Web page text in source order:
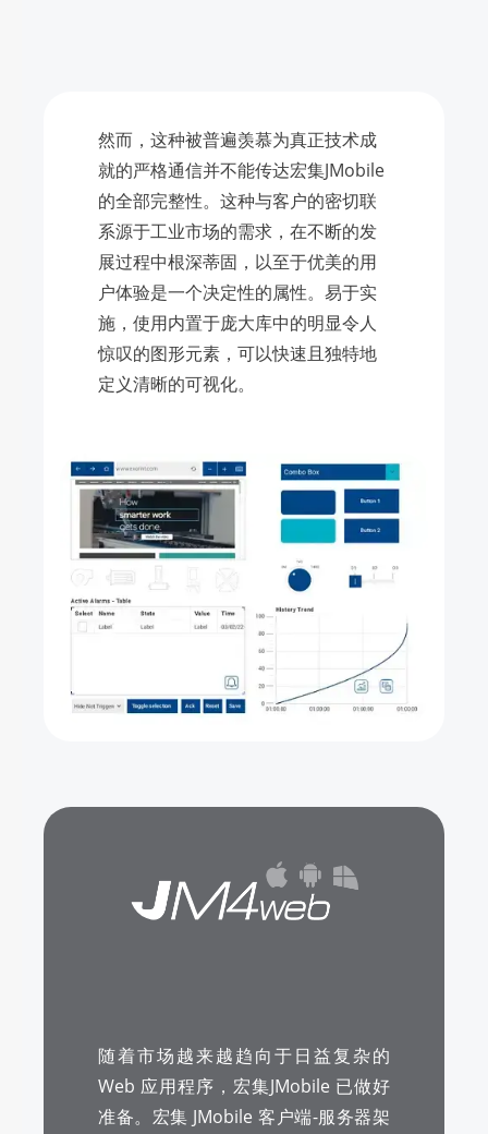
然而，这种被普遍羡慕为真正技术成
就的严格通信并不能传达宏集JMobile
的全部完整性。这种与客户的密切联
系源于工业市场的需求，在不断的发
展过程中根深蒂固，以至于优美的用
户体验是一个决定性的属性。易于实
施，使用内置于庞大库中的明显令人
惊叹的图形元素，可以快速且独特地
定​​义清晰的可视化。
随着市场越来越趋向于日益复杂的
Web 应用程序，宏集JMobile 已做好
准备。宏集 JMobile 客户端-服务器架